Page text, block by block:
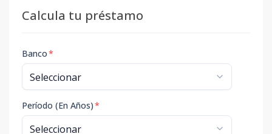
Calcula tu préstamo
Banco*
Período (En Años)*